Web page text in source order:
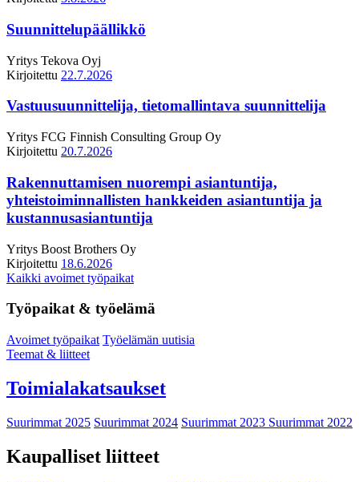
Suunnittelupäällikkö
Yritys Tekova Oyj
Kirjoitettu 22.7.2026
Vastuusuunnittelija, tietomallintava suunnittelija
Yritys FCG Finnish Consulting Group Oy
Kirjoitettu 20.7.2026
Rakennuttamisen nuorempi asiantuntija,
yhteistoiminnallisten hankkeiden asiantuntija ja
kustannusasiantuntija
Yritys Boost Brothers Oy
Kirjoitettu 18.6.2026
Kaikki avoimet työpaikat
Työpaikat & työelämä
Avoimet työpaikat Työelämän uutisia
Teemat & liitteet
Toimialakatsaukset
Suurimmat 2025 Suurimmat 2024 Suurimmat 2023 Suurimmat 2022
Kaupalliset liitteet